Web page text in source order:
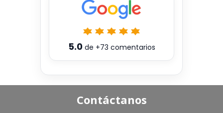
5.0de +73 comentarios
Contáctanos